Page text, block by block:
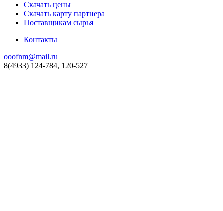
Скачать цены
Скачать карту партнера
Поставщикам сырья
Контакты
ooofnm@mail.ru
8(4933) 124-784, 120-527